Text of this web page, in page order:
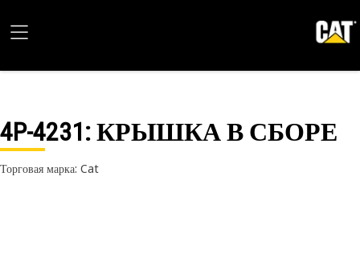
4P-4231: КРЫШКА В СБОРЕ
Торговая марка: Cat